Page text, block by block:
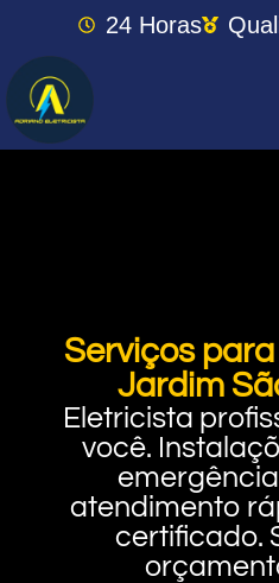
24 Horas
Serviços
Jardim
Eletricista
você.
atendimento
certificado.